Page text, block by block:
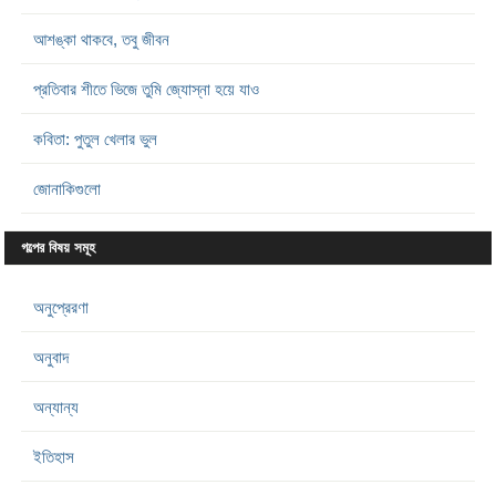
আশঙ্কা থাকবে, তবু জীবন
প্রতিবার শীতে ভিজে তুমি জ্যোস্না হয়ে যাও
কবিতা: পুতুল খেলার ভুল
জোনাকিগুলো
গল্পের বিষয় সমূহ
অনুপ্রেরণা
অনুবাদ
অন্যান্য
ইতিহাস